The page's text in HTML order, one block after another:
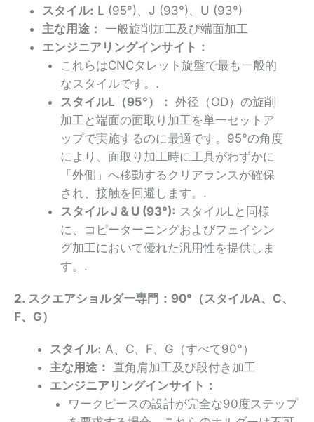
スタイル: L (95°)、J (93°)、U (93°)
主な用途： 一般旋削加工及び端面加工
エンジニアリングインサイト：
これらはCNCタレット旋盤で最も一般的
なスタイルです。.
スタイルL（95°）： 外径（OD）の旋削
加工と端面の面取り加工を単一セットア
ップで実施するのに最適です。95°の角度
により、面取り加工時に工具がわずかに
「外側」へ移動するクリアランスが確保
され、接触を回避します。.
スタイル J & U (93°): スタイルLと同様
に、コピーターニングおよびフェイシン
グ加工において優れた汎用性を提供しま
す。.
2. スクエアショルダー専門：90°（スタイルA、C、
F、G）
スタイル: A、C、F、G（すべて90°）
主な用途：
直角肩加工及び段付き加工
エンジニアリングインサイト：
ワークピースの設計が完全な90度ステップ